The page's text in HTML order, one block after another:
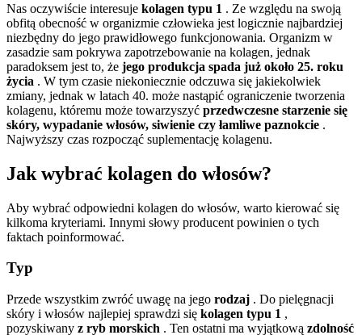
Nas oczywiście interesuje kolagen typu 1 . Ze względu na swoją
obfitą obecność w organizmie człowieka jest logicznie najbardziej
niezbędny do jego prawidłowego funkcjonowania. Organizm w
zasadzie sam pokrywa zapotrzebowanie na kolagen, jednak
paradoksem jest to, że jego produkcja spada już około 25. roku
życia . W tym czasie niekoniecznie odczuwa się jakiekolwiek
zmiany, jednak w latach 40. może nastąpić ograniczenie tworzenia
kolagenu, któremu może towarzyszyć przedwczesne starzenie się
skóry, wypadanie włosów, siwienie czy łamliwe paznokcie .
Najwyższy czas rozpocząć suplementację kolagenu.
Jak wybrać kolagen do włosów?
Aby wybrać odpowiedni kolagen do włosów, warto kierować się
kilkoma kryteriami. Innymi słowy producent powinien o tych
faktach poinformować.
Typ
Przede wszystkim zwróć uwagę na jego rodzaj . Do pielęgnacji
skóry i włosów najlepiej sprawdzi się kolagen typu 1 ,
pozyskiwany z ryb morskich . Ten ostatni ma wyjątkową zdolność